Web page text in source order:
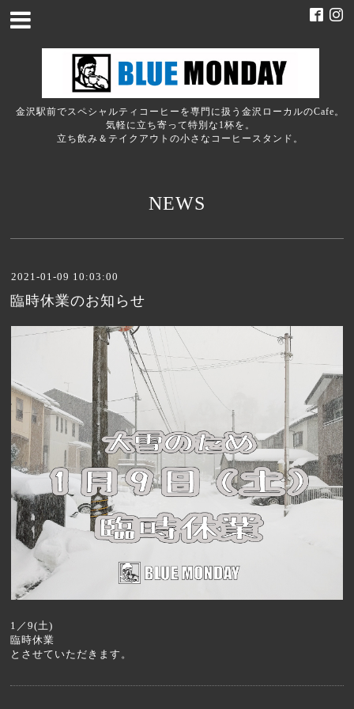
金沢駅前でスペシャルティコーヒーを専門に扱う金沢ローカルのCafe。
気軽に立ち寄って特別な1杯を。
立ち飲み＆テイクアウトの小さなコーヒースタンド。
NEWS
2021-01-09 10:03:00
臨時休業のお知らせ
1／9(土)
臨時休業
とさせていただきます。